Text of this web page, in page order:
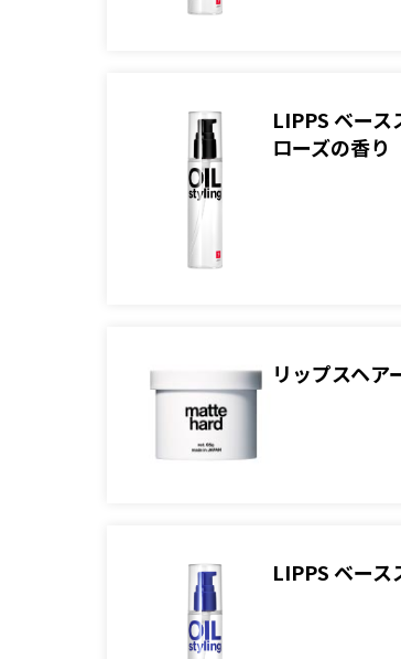
LIPPS ベー
ローズの香り
リップスヘア
LIPPS ベー